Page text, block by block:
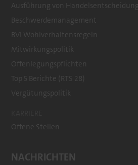
Ausführung von
Beschwerdemanagement
BVI Wohlverhaltensregeln
Mitwirkungspolitik
Offenlegungspflichten
Top 5 Berichte (RTS 28)
Vergütungspolitik
Offene Stellen
NACHRICHTEN